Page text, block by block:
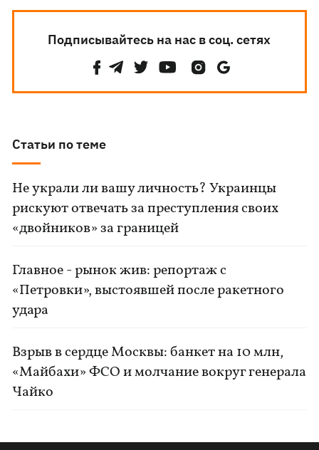
Подписывайтесь на нас в соц. сетях
Статьи по теме
Не украли ли вашу личность? Украинцы
рискуют отвечать за преступления своих
«двойников» за границей
Главное - рынок жив: репортаж с
«Петровки», выстоявшей после ракетного
удара
Взрыв в сердце Москвы: банкет на 10 млн,
«Майбахи» ФСО и молчание вокруг генерала
Чайко